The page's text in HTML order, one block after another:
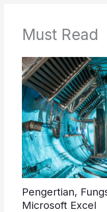
Must Read
Pengertian,
Microsoft Excel